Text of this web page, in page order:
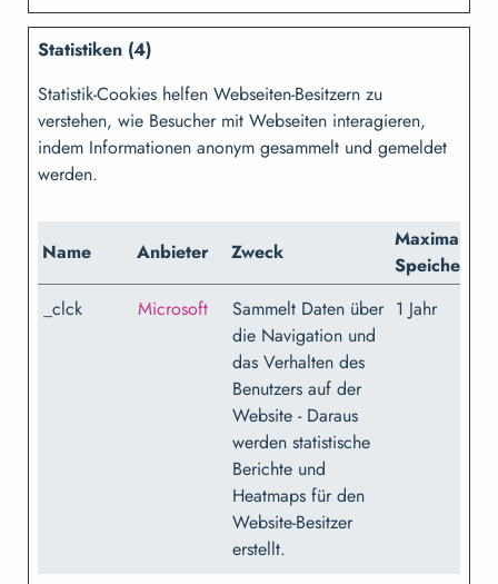
Statistiken (4)
Statistik-Cookies helfen Webseiten-Besitzern zu
verstehen, wie Besucher mit Webseiten interagieren,
indem Informationen anonym gesammelt und gemeldet
werden.
Name Anbieter Zweck
Maximale
_clck
Microsoft
Sammelt Daten über
die Navigation und
das Verhalten des
Benutzers auf der
Website - Daraus
werden statistische
Berichte und
Heatmaps für den
Website-Besitzer
erstellt.
1 Jahr